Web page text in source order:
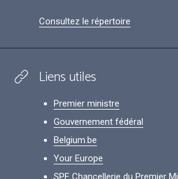
Consultez le répertoire
Liens utiles
Premier ministre
Gouvernement fédéral
Belgium.be
Your Europe
SPF Chancellerie du Premier